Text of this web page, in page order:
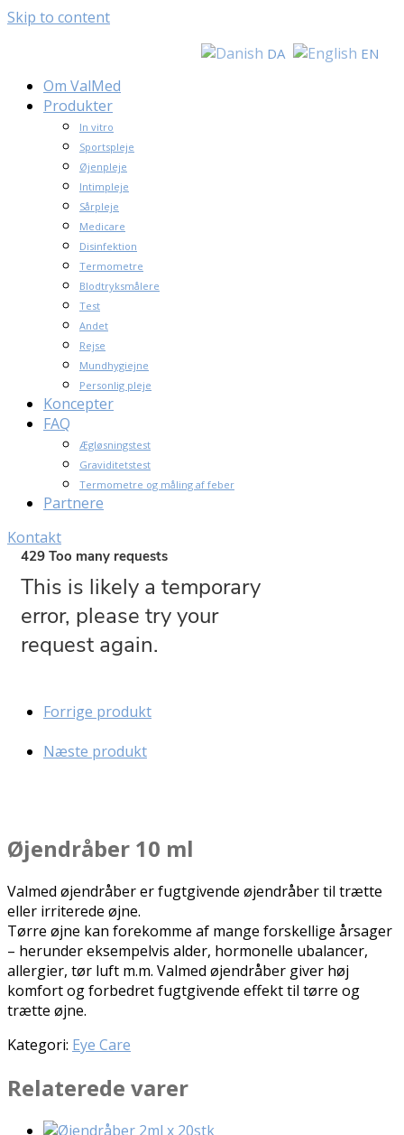
Skip to content
DA EN
Om ValMed
Produkter
In vitro
Sportspleje
Øjenpleje
Intimpleje
Sårpleje
Medicare
Disinfektion
Termometre
Blodtryksmålere
Test
Andet
Rejse
Mundhygiejne
Personlig pleje
Koncepter
FAQ
Ægløsningstest
Graviditetstest
Termometre og måling af feber
Partnere
Kontakt
Forrige produkt
Næste produkt
Øjendråber 10 ml
Valmed øjendråber er fugtgivende øjendråber til trætte
eller irriterede øjne.
Tørre øjne kan forekomme af mange forskellige årsager
– herunder eksempelvis alder, hormonelle ubalancer,
allergier, tør luft m.m. Valmed øjendråber giver høj
komfort og forbedret fugtgivende effekt til tørre og
trætte øjne.
Kategori: Eye Care
Relaterede varer